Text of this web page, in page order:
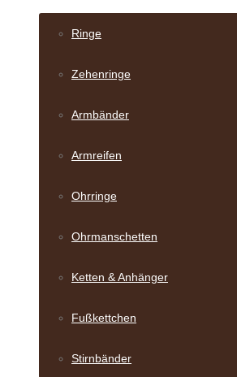
Ringe
Zehenringe
Armbänder
Armreifen
Ohrringe
Ohrmanschetten
Ketten & Anhänger
Fußkettchen
Stirnbänder